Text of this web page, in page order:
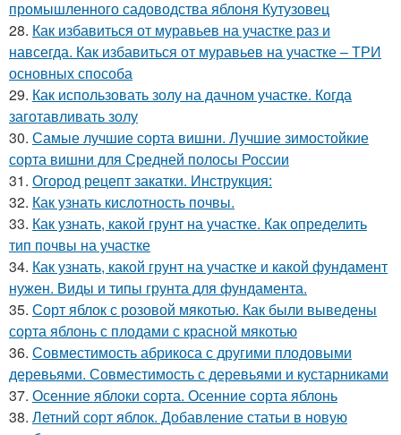
промышленного садоводства яблоня Кутузовец
28. Как избавиться от муравьев на участке раз и
навсегда. Как избавиться от муравьев на участке – ТРИ
основных способа
29. Как использовать золу на дачном участке. Когда
заготавливать золу
30. Самые лучшие сорта вишни. Лучшие зимостойкие
сорта вишни для Средней полосы России
31. Огород рецепт закатки. Инструкция:
32. Как узнать кислотность почвы.
33. Как узнать, какой грунт на участке. Как определить
тип почвы на участке
34. Как узнать, какой грунт на участке и какой фундамент
нужен. Виды и типы грунта для фундамента.
35. Сорт яблок с розовой мякотью. Как были выведены
сорта яблонь с плодами с красной мякотью
36. Совместимость абрикоса с другими плодовыми
деревьями. Совместимость с деревьями и кустарниками
37. Осенние яблоки сорта. Осенние сорта яблонь
38. Летний сорт яблок. Добавление статьи в новую